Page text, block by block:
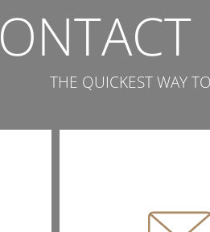
THE QUICKEST WAY